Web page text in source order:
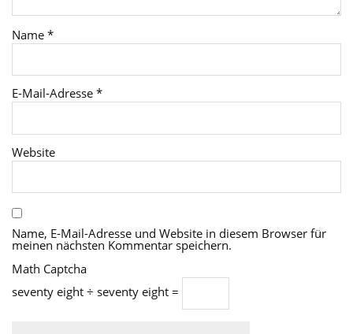
Name*
E-Mail-Adresse*
Website
Name, E-Mail-Adresse und Website in diesem Browser für
meinen nächsten Kommentar speichern.
Math Captcha
seventy eight ÷ seventy eight =